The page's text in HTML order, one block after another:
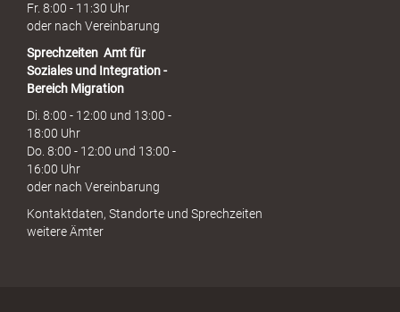
Fr. 8:00 - 11:30 Uhr
oder nach Vereinbarung
Sprechzeiten Amt für
Soziales und Integration -
Bereich Migration
Di. 8:00 - 12:00 und 13:00 -
18:00 Uhr
Do. 8:00 - 12:00 und 13:00 -
16:00 Uhr
oder nach Vereinbarung
Kontaktdaten, Standorte und Sprechzeiten
weitere Ämter